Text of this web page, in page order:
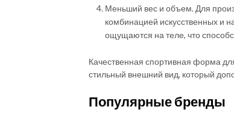
Меньший вес и объем. Для
комбинацией искусственных и
ощущаются на теле, что
Качественная спортивная форма
стильный внешний вид, который
Популярные бренды